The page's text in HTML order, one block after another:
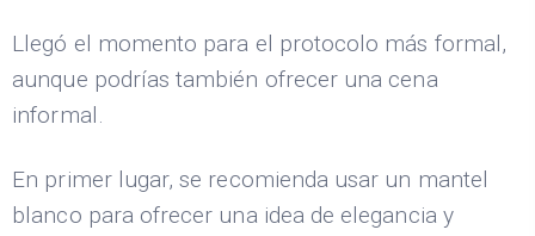
Llegó el momento para el protocolo más formal,
aunque podrías también ofrecer una cena
informal.
En primer lugar, se recomienda usar un mantel
blanco para ofrecer una idea de elegancia y